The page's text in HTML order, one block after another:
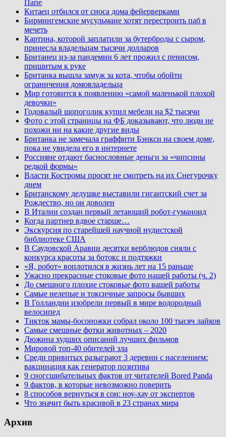
Папе
Китаец отбился от сноса дома фейерверками
Бирмингемские мусульмане хотят перестроить паб в
мечеть
Картина, которой заплатили за бутерброды с сыром,
принесла владельцам тысячи долларов
Британец из-за пандемии 6 лет прожил с пенисом,
пришитым к руке
Британка вышла замуж за кота, чтобы обойти
ограничения домовладельца
Мир готовится к появлению «самой маленькой плохой
девочки»
Годовалый шопоголик купил мебели на $2 тысячи
Фото с этой страницы на ФБ доказывают, что люди не
похожи ни на какие другие виды
Британка не замечала граффити Бэнкси на своем доме,
пока не увидела его в интернете
Россияне отдают баснословные деньги за «чипсины
редкой формы»
Власти Костромы просят не смотреть на их Снегурочку
днем
Британскому дедушке выставили гигантский счет за
Рождество, но он доволен
В Италии создан первый летающий робот-гуманоид
Когда партнер вдвое старше…
Экскурсия по старейшей научной нудистской
библиотеке США
В Саудовской Аравии десятки верблюдов сняли с
конкурса красоты за ботокс и подтяжки
«Я, робот» воплотился в жизнь лет на 15 раньше
Ужасно прекрасные стоковые фото нашей работы (ч. 2)
До смешного плохие стоковые фото вашей работы
Самые нелепые и токсичные запросы бывших
В Голландии изобрели первый в мире водородный
велосипед
Тикток мамы-босоножки собрал около 100 тысяч лайков
Самые смешные фотки животных – 2020
Дюжина худших описаний лучших фильмов
Мировой топ-40 обителей зла
Среди привитых разыграют 3 деревни с населением:
вакцинация как генератор позитива
9 сногсшибательных фактов от читателей Bored Panda
9 фактов, в которые невозможно поверить
8 способов вернуться в сон: ноу-хау от экспертов
Что значит быть красивой в 23 странах мира
Архив